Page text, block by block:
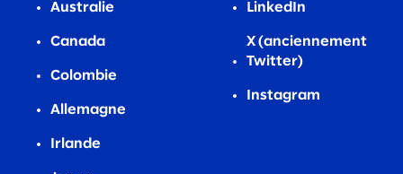
Australie
Canada
Colombie
Allemagne
Irlande
LinkedIn
X (anciennement
Twitter)
Instagram